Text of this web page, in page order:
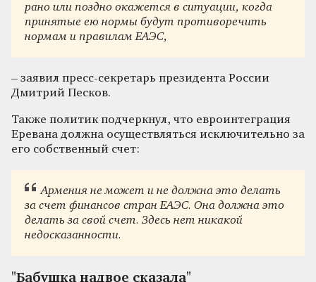
рано или поздно окажется в ситуации, когда
принятые ею нормы будут противоречить
нормам и правилам ЕАЭС,
– заявил пресс-секретарь президента России
Дмитрий Песков.
Также политик подчеркнул, что евроинтеграция
Еревана должна осуществляться исключительно за
его собственный счет:
Армения не может и не должна это делать
за счет финансов стран ЕАЭС. Она должна это
делать за свой счет. Здесь нет никакой
недосказанности.
"Бабушка надвое сказала"